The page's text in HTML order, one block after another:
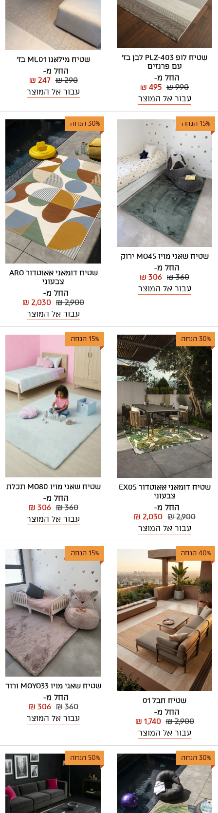
שטיח לופ PLZ-403 לבן בז'
עם פרנזים
החל מ-
₪ 990
₪ 495
עבור אל המוצר
שטיח מילאנו ML01 בז'
החל מ-
₪ 290
₪ 247
עבור אל המוצר
15% הנחה
שטיח שאגי מויו MO45 ירוק
החל מ-
₪ 360
₪ 306
עבור אל המוצר
30% הנחה
שטיח דומאני אאוטדור ARO
צבעוני
החל מ-
₪ 2,900
₪ 2,030
עבור אל המוצר
30% הנחה
שטיח דומאני אאוטדור EX05
צבעוני
החל מ-
₪ 2,900
₪ 2,030
עבור אל המוצר
15% הנחה
שטיח שאגי מויו MO80 תכלת
החל מ-
₪ 360
₪ 306
עבור אל המוצר
40% הנחה
שטיח חבל 01
החל מ-
₪ 2,900
₪ 1,740
עבור אל המוצר
15% הנחה
שטיח שאגי מויו MOYO33 ורוד
החל מ-
₪ 360
₪ 306
עבור אל המוצר
30% הנחה 50% הנחה